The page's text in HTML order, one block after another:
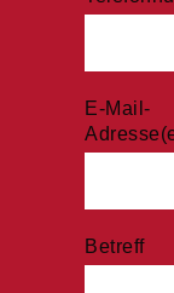
E-Mail-
Adresse
Betreff